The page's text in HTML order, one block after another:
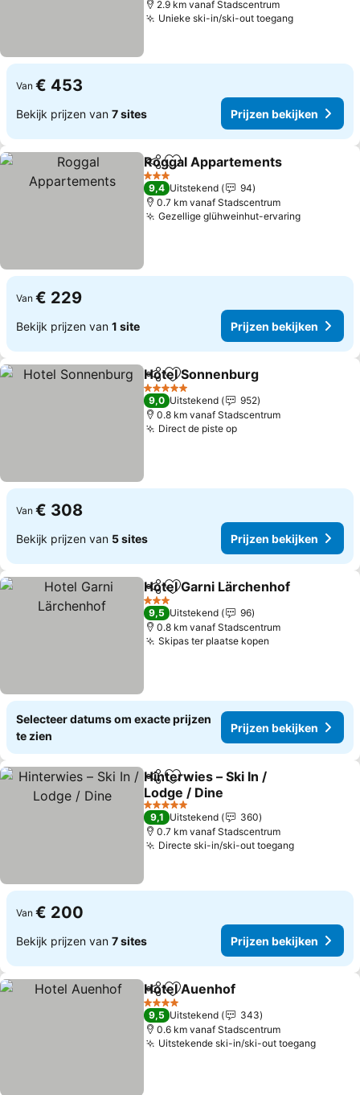
2.9 km vanaf Stadscentrum
Unieke ski-in/ski-out toegang
Van € 453
Bekijk prijzen van 7 sites Prijzen bekijken
DelenToevoegen aan favorieten
Roggal Appartements
3 Sterren
9,4 Uitstekend
94
0.7 km vanaf Stadscentrum
Gezellige glühweinhut-ervaring
Van € 229
Bekijk prijzen van 1 site Prijzen bekijken
DelenToevoegen aan favorieten
Hotel Sonnenburg
5 Sterren
9,0 Uitstekend
952
0.8 km vanaf Stadscentrum
Direct de piste op
Van € 308
Bekijk prijzen van 5 sites Prijzen bekijken
DelenToevoegen aan favorieten
Hotel Garni Lärchenhof
3 Sterren
9,5 Uitstekend
96
0.8 km vanaf Stadscentrum
Skipas ter plaatse kopen
Selecteer datums om exacte prijzen
te zien
Prijzen bekijken
DelenToevoegen aan favorieten
Hinterwies – Ski In /
Lodge / Dine
5 Sterren
9,1 Uitstekend
360
0.7 km vanaf Stadscentrum
Directe ski-in/ski-out toegang
Van € 200
Bekijk prijzen van 7 sites Prijzen bekijken
DelenToevoegen aan favorieten
Hotel Auenhof
4 Sterren
9,5 Uitstekend
343
0.6 km vanaf Stadscentrum
Uitstekende ski-in/ski-out toegang